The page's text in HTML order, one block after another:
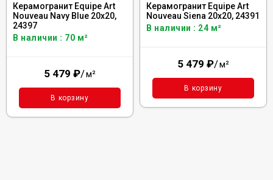
Керамогранит Equipe Art
Nouveau Navy Blue 20x20,
24397
В наличии : 70 м²
5 479 ₽/м²
В корзину
Керамогранит Equipe Art
Nouveau Siena 20x20, 24391
В наличии : 24 м²
5 479 ₽/м²
В корзину